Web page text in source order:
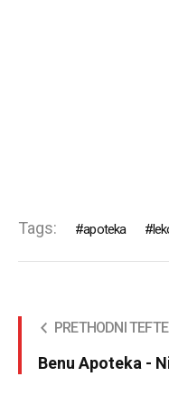
Tags: apoteka
PRETHODNI
Benu Apoteka -